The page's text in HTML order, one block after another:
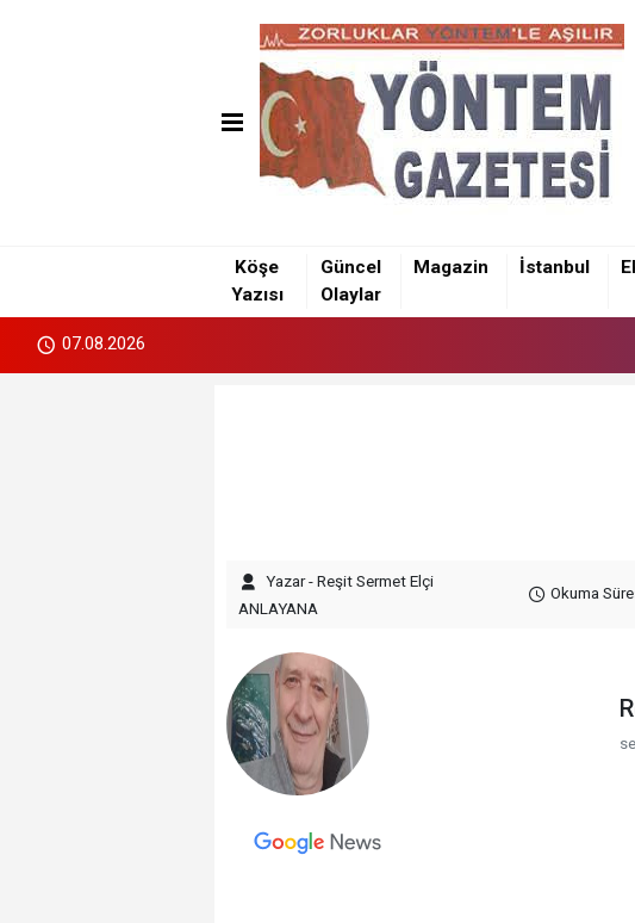
Köşe
Yazısı
Güncel
Olaylar
Magazin İstanbul
07.08.2026
Yazar - Reşit Sermet Elçi
ANLAYANA
Okuma